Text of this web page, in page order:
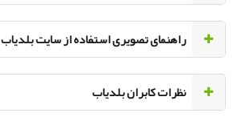
راهنمای تصویری استفاده از سایت بلدیاب
نظرات کابران بلدیاب